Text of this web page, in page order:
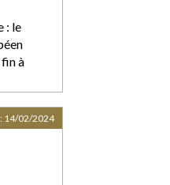
: le
à
14/02/2024